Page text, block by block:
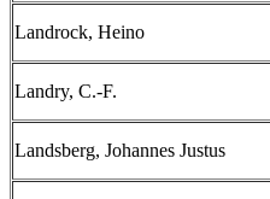
Landrock, Heino
Landry, C.-F.
Landsberg, Johannes Justus